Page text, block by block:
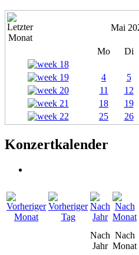
Mai
Mo Di
4
5
11
12
18
19
25
26
Konzertkalender
Nach
Jahr
Nach
Monat